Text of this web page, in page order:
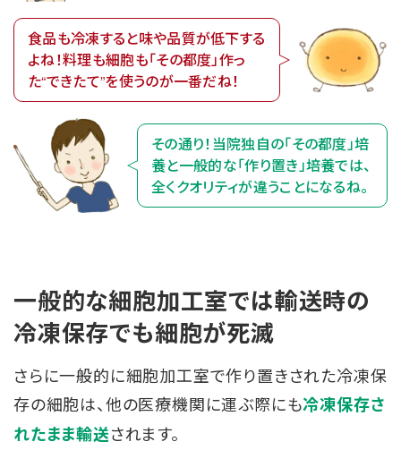
食品も冷凍すると味や品質が低下する
よね！料理も細胞も「その都度」作っ
た“できたて”を使うのが一番だね！
その通り！当院独自の「その都度」培
養と一般的な「作り置き」培養では、
全くクオリティが違うことになるね。
一般的な細胞加工室では輸送時の
冷凍保存でも細胞が死滅
さらに一般的に細胞加工室で作り置きされた冷凍保
存の細胞は、他の医療機関に運ぶ際にも冷凍保存さ
れたまま輸送されます。